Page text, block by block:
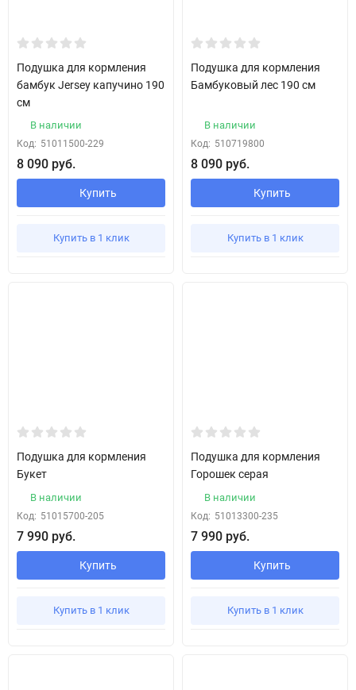
Подушка для кормления
бамбук Jersey капучино 190
см
В наличии
Код: 51011500-229
8 090 руб.
Купить
Купить в 1 клик
Подушка для кормления
Бамбуковый лес 190 см
В наличии
Код: 510719800
8 090 руб.
Купить
Купить в 1 клик
Подушка для кормления
Букет
В наличии
Код: 51015700-205
7 990 руб.
Купить
Купить в 1 клик
Подушка для кормления
Горошек серая
В наличии
Код: 51013300-235
7 990 руб.
Купить
Купить в 1 клик